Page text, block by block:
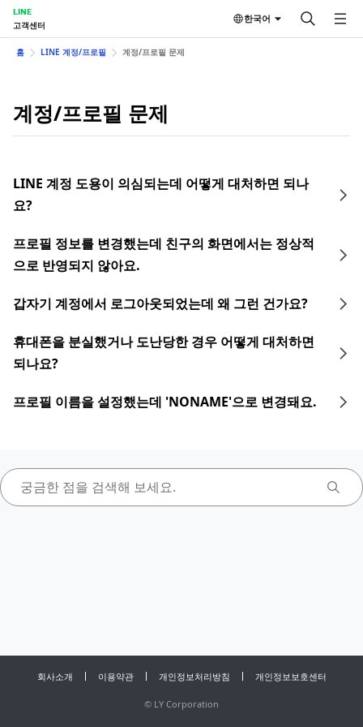
LINE
고객센터
한국어
홈 LINE 계정/프로필 계정/프로필 문제
계정/프로필 문제
LINE 계정 도용이 의심되는데 어떻게 대처하면 되나
요?
프로필 정보를 변경했는데 친구의 화면에서는 정상적
으로 반영되지 않아요.
갑자기 계정에서 로그아웃되었는데 왜 그런 건가요?
휴대폰을 분실했거나 도난당한 경우 어떻게 대처하면
되나요?
프로필 이름을 설정했는데 'NONAME'으로 변경돼요.
회사소개 이용약관 개인정보처리방침 개인정보보호센터
© LY Corporation